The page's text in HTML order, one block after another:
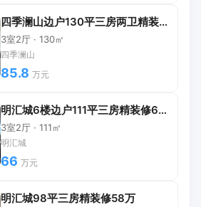
四季澜山边户130平三房两卫精装修
3室2厅 · 130㎡
四季澜山
85.8 万元
明汇城6楼边户111平三房精装修66万
3室2厅 · 111㎡
明汇城
66 万元
明汇城98平三房精装修58万